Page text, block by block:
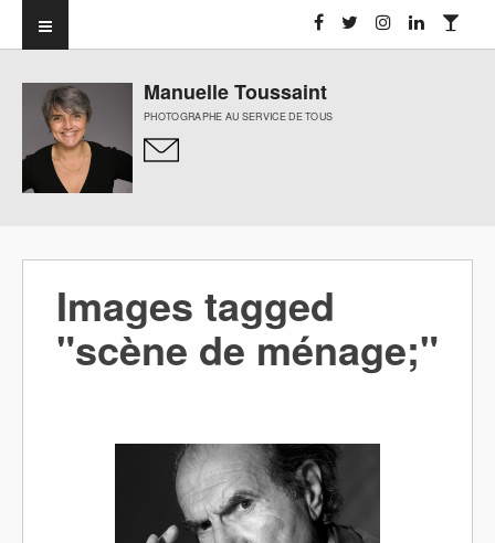
Manuelle Toussaint
PHOTOGRAPHE AU SERVICE DE TOUS
Images tagged
"scène de ménage;"